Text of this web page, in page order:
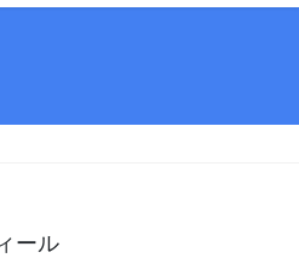
ール